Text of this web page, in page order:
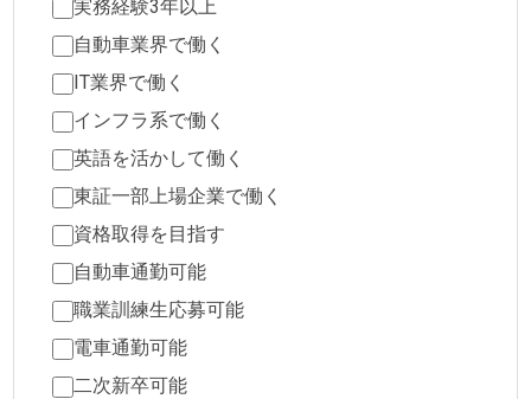
実務経験3年以上
自動車業界で働く
IT業界で働く
インフラ系で働く
英語を活かして働く
東証一部上場企業で働く
資格取得を目指す
自動車通勤可能
職業訓練生応募可能
電車通勤可能
二次新卒可能